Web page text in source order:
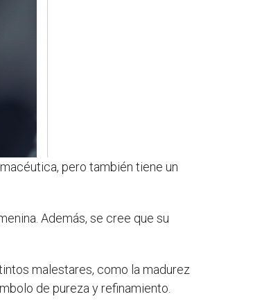
pero también tiene un
Además, se cree que su
malestares, como la madurez
de pureza y refinamiento.